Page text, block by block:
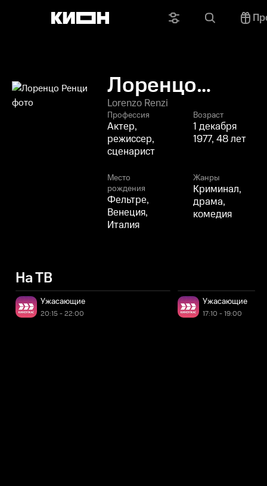
Лоренцо
Ренци
Lorenzo Renzi
Профессия
Актер,
режиссер,
сценарист
Возраст
1 декабря
1977, 48 лет
Место
рождения
Фельтре,
Венеция,
Италия
Жанры
Криминал,
драма,
комедия
На ТВ
Ужасающие
20:15 - 22:00
Ужасающие
17:10 - 19:00